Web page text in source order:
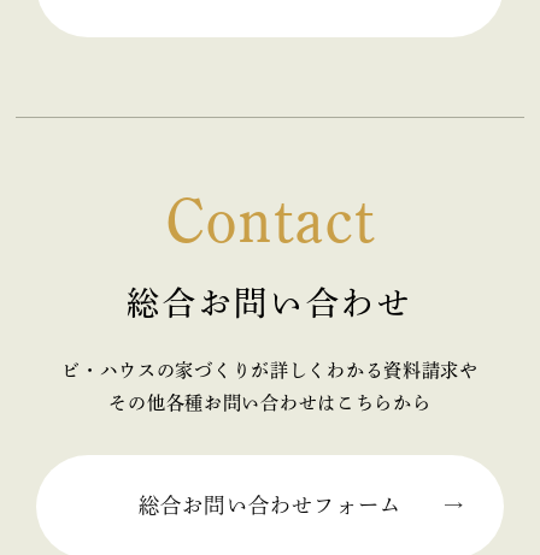
Contact
総合お問い合わせ
ビ・ハウスの家づくりが詳しくわかる資料請求や
その他各種お問い合わせはこちらから
総合お問い合わせフォーム